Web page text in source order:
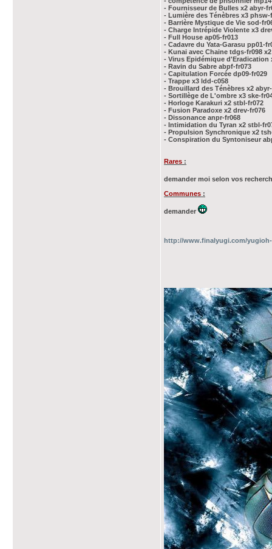
- Fournisseur de Bulles x2 abyr-
- Lumière des Ténèbres x3 phsw-
- Barrière Mystique de Vie sod-
- Charge Intrépide Violente x3
- Full House ap05-fr013
- Cadavre du Yata-Garasu pp01-
- Kunai avec Chaine tdgs-fr098 x2
- Virus Epidémique d'Eradication
- Ravin du Sabre abpf-fr073
- Capitulation Forcée dp09-fr029
- Trappe x3 ldd-c058
- Brouillard des Ténèbres x2
- Sortillège de L'ombre x3 ske-
- Horloge Karakuri x2 stbl-fr072
- Fusion Paradoxe x2 drev-fr076
- Dissonance anpr-fr068
- Intimidation du Tyran x2 stbl-
- Propulsion Synchronique x2
- Conspiration du Syntoniseur
Rares :
demander moi selon vos
Communes :
demander
http://www.finalyugi.com/